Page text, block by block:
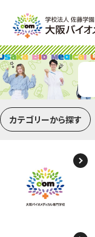
カテゴリーから探す